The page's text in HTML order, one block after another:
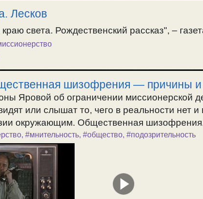
,#экуменизм
Лесков
света. Рождественский рассказ", –
шизофрения — причины и
Яровой об ограничении миссионерской
или слышат то, чего в реальности нет
окружающим. Общественная
, #мнительность, #общество, #подозрительность